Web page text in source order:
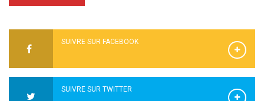
SUIVRE SUR FACEBOOK
SUIVRE SUR TWITTER